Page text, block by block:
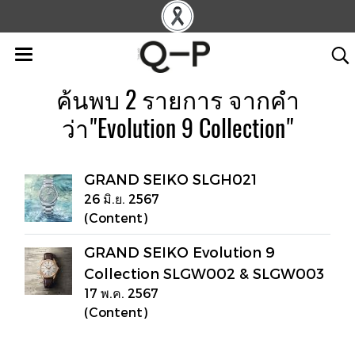
ค้นพบ 2 รายการ จากคำ
ว่า"Evolution 9 Collection"
GRAND SEIKO SLGH021
26 มิ.ย. 2567
(Content)
GRAND SEIKO Evolution 9
Collection SLGW002 & SLGW003
17 พ.ค. 2567
(Content)